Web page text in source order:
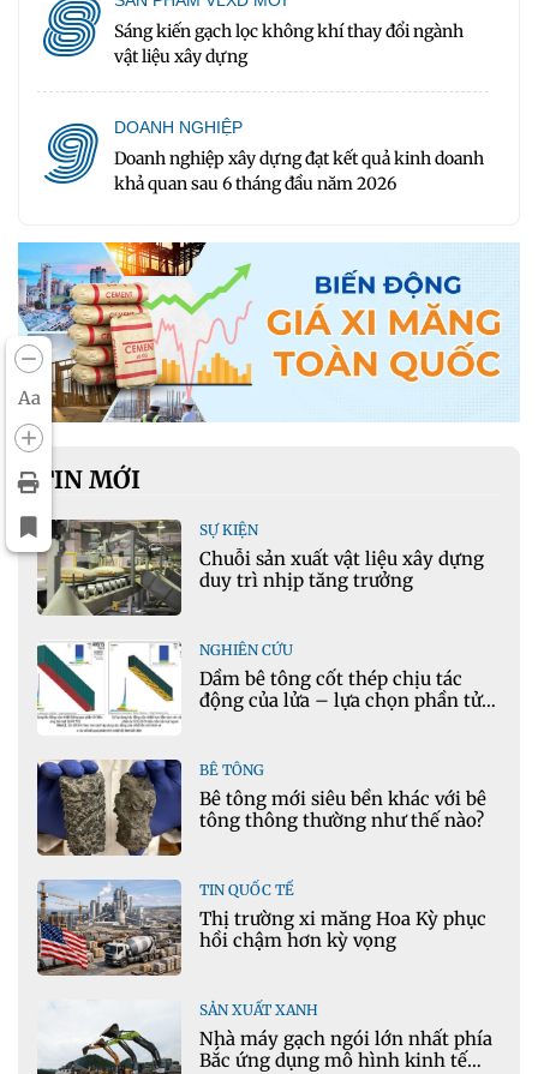
Aa
8
Sáng kiến gạch lọc không khí thay đổi ngành
vật liệu xây dựng
9 DOANH NGHIỆP
Doanh nghiệp xây dựng đạt kết quả kinh doanh
khả quan sau 6 tháng đầu năm 2026
TIN MỚI
SỰ KIỆN
Chuỗi sản xuất vật liệu xây dựng
duy trì nhịp tăng trưởng
NGHIÊN CỨU
Dầm bê tông cốt thép chịu tác
động của lửa – lựa chọn phần tử
BÊ TÔNG
Bê tông mới siêu bền khác với bê
tông thông thường như thế nào?
TIN QUỐC TẾ
Thị trường xi măng Hoa Kỳ phục
hồi chậm hơn kỳ vọng
SẢN XUẤT XANH
Nhà máy gạch ngói lớn nhất phía
Bắc ứng dụng mô hình kinh tế